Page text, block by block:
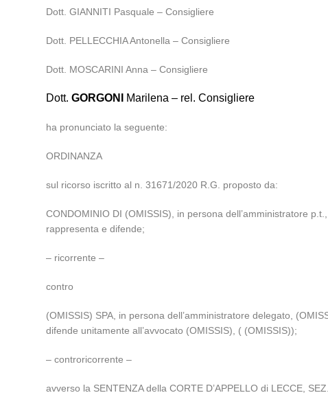
Dott. GIANNITI Pasquale – Consigliere
Dott. PELLECCHIA Antonella – Consigliere
Dott. MOSCARINI Anna – Consigliere
Dott.GORGONI Marilena – rel. Consigliere
ha pronunciato la seguente:
ORDINANZA
sul ricorso iscritto al n. 31671/2020 R.G. proposto da:
CONDOMINIO DI (OMISSIS), in persona dell’amministratore
rappresenta e difende;
– ricorrente –
contro
(OMISSIS) SPA, in persona dell’amministratore delegato,
difende unitamente all’avvocato (OMISSIS), ( (OMISSIS));
– controricorrente –
avverso la SENTENZA della CORTE D’APPELLO di LECCE,